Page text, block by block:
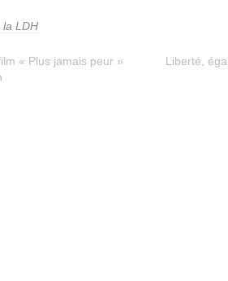
la LDH
« Plus jamais peur »
Liberté,